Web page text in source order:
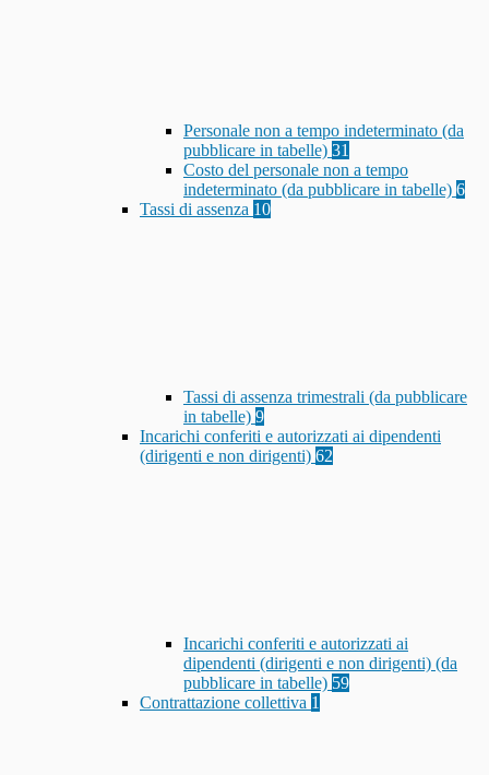
Personale non a tempo indeterminato (da
pubblicare in tabelle) 31
Costo del personale non a tempo
indeterminato (da pubblicare in tabelle) 6
Tassi di assenza 10
Tassi di assenza trimestrali (da pubblicare
in tabelle) 9
Incarichi conferiti e autorizzati ai dipendenti
(dirigenti e non dirigenti) 62
Incarichi conferiti e autorizzati ai
dipendenti (dirigenti e non dirigenti) (da
pubblicare in tabelle) 59
Contrattazione collettiva 1